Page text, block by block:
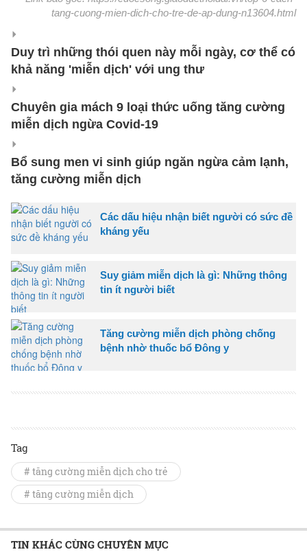
tang-cuong-mien-dich-cho-tre-de-ap-dung-n13604.html
Duy trì những thói quen này mỗi ngày, cơ thể có
khả năng 'miễn dịch' với ung thư
Chuyên gia mách 9 loại thức uống tăng cường
miễn dịch ngừa Covid-19
Bổ sung men vi sinh giúp ngăn ngừa cảm lạnh,
tăng cường miễn dịch
Các dấu hiệu nhận biết người có sức đề
kháng yếu
Suy giảm miễn dịch là gì: Những thông
tin ít người biết
Tăng cường miễn dịch phòng chống
bệnh nhờ thuốc bổ Đông y
Tag
# tăng cường miễn dịch cho trẻ
# tăng cường miễn dịch
TIN KHÁC CÙNG CHUYÊN MỤC